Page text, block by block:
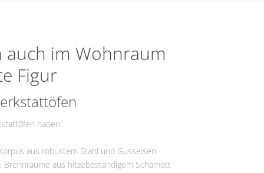
auch im Wohnraum
Figur
haben:
aus robustem Stahl und Gusseisen
Brennräume aus hitzebeständigem Schamott